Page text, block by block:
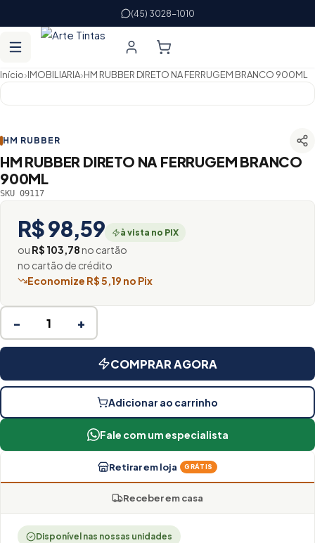
(45) 3028-1010
Início›IMOBILIARIA›HM RUBBER DIRETO NA FERRUGEM BRANCO 900ML
HM RUBBER
HM RUBBER DIRETO NA FERRUGEM BRANCO
900ML
SKU 09117
R$ 98,59 à vista no PIX
ou R$ 103,78no cartão
no cartão de crédito
Economize R$ 5,19 no Pix
− +
COMPRAR AGORA
Adicionar ao carrinho
Fale com um especialista
Retirar em loja GRÁTIS
Receber em casa
Disponível nas nossas unidades